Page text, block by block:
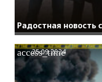
Радостная новость
access_time
25.09.2024